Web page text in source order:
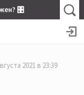
🎛
2021 в 23:39